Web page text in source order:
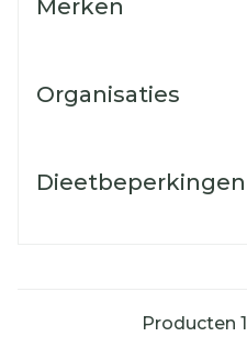
Merken
Organisaties
Dieetbeperkingen
Producten 1